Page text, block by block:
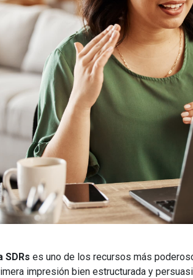
SDRs es uno de los recursos más
impresión bien estructurada y